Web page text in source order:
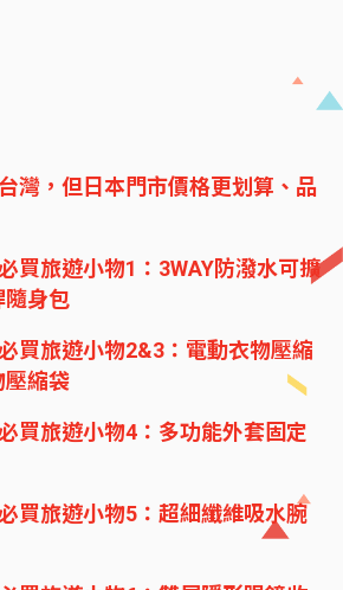
灣，但日本門市價格更划算、品
買旅遊小物1：3WAY防潑水可擴
隨身包
買旅遊小物2&3：電動衣物壓縮
壓縮袋
買旅遊小物4：多功能外套固定
買旅遊小物5：超細纖維吸水腕